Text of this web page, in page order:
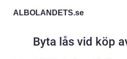
ALBOLANDETS.se
Byta lås vid köp